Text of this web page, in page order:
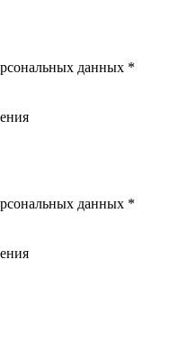
данных *
данных *